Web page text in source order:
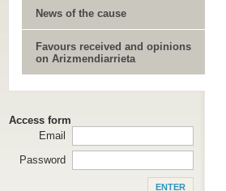
News of the cause
Favours received and opinions
on Arizmendiarrieta
Access form
Email
Password